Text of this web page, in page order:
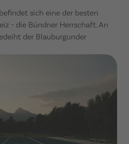
sich eine der besten
- die Bündner Herrschaft. An
der Blauburgunder